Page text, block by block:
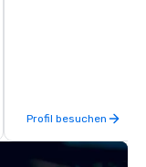
and craft cocktails at
with complete VIP
Profil besuchen